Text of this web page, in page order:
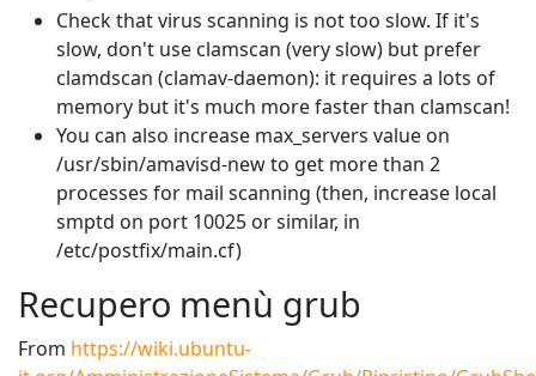
Check that virus scanning is not too slow. If it's
slow, don't use clamscan (very slow) but prefer
clamdscan (clamav-daemon): it requires a lots of
memory but it's much more faster than clamscan!
You can also increase max_servers value on
/usr/sbin/amavisd-new to get more than 2
processes for mail scanning (then, increase local
smptd on port 10025 or similar, in
/etc/postfix/main.cf)
Recupero menù grub
From https://wiki.ubuntu-